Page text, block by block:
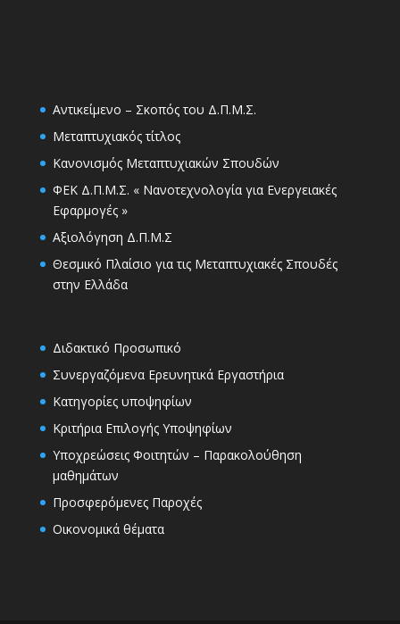
Αντικείμενο – Σκοπός του Δ.Π.Μ.Σ.
Μεταπτυχιακός τίτλος
Κανονισμός Μεταπτυχιακών Σπουδών
ΦΕΚ Δ.Π.Μ.Σ. « Νανοτεχνολογία για Ενεργειακές
Εφαρμογές »
Αξιολόγηση Δ.Π.Μ.Σ
Θεσμικό Πλαίσιο για τις Μεταπτυχιακές Σπουδές
στην Ελλάδα
Διδακτικό Προσωπικό
Συνεργαζόμενα Ερευνητικά Εργαστήρια
Κατηγορίες υποψηφίων
Κριτήρια Επιλογής Υποψηφίων
Υποχρεώσεις Φοιτητών – Παρακολούθηση
μαθημάτων
Προσφερόμενες Παροχές
Οικονομικά θέματα